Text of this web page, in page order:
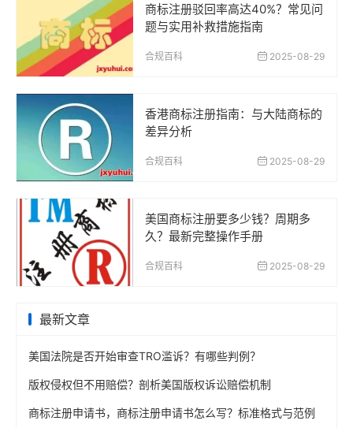
商标注册驳回率高达40%？常见问
题与实用补救措施指南
合规百科 2025-08-29
香港商标注册指南：与大陆商标的
差异分析
合规百科 2025-08-29
美国商标注册要多少钱？周期多
久？最新完整操作手册
合规百科 2025-08-29
最新文章
美国法院是否开始审查TRO滥诉？有哪些判例？
版权侵权但不用赔偿？剖析美国版权诉讼赔偿机制
商标注册申请书，商标注册申请书怎么写？标准格式与范例